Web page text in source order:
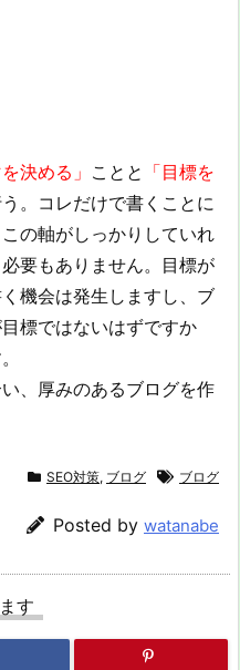
決める」 ことと 「目標を
。コレだけで書くことに
の軸がしっかりしていれ
要もありません。目標が
機会は発生しますし、ブ
標ではないはずですか
、厚みのあるブログを作
SEO対策, ブログ ブログ
Posted by watanabe
す